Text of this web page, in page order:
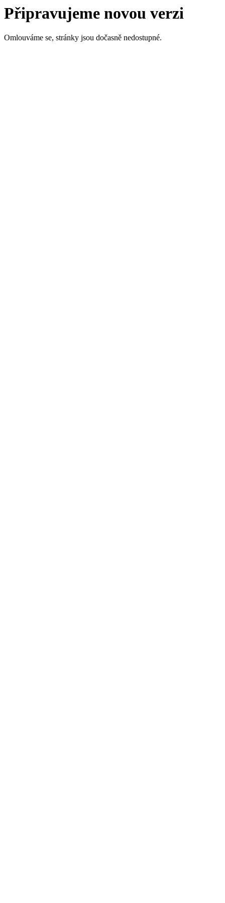
Připravujeme novou verzi
Omlouváme se, stránky jsou dočasně nedostupné.